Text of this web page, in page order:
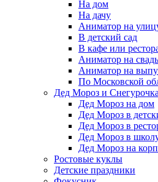
На дом
На дачу
Аниматор на
В детский сад
В кафе или
Аниматор на
Аниматор на
По Московской
Дед Мороз и Снегурочка
Дед Мороз на дом
Дед Мороз в
Дед Мороз в
Дед Мороз в
Дед Мороз на
Ростовые куклы
Детские праздники